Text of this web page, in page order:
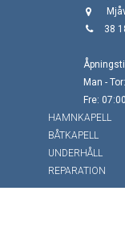
38
Man -
Fre:
HAMNKAPELL
BÅTKAPELL
UNDERHÅLL
REPARATION